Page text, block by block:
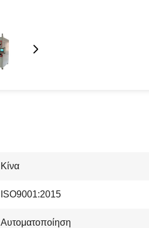
Κίνα
ISO9001:2015
Αυτοματοποίηση